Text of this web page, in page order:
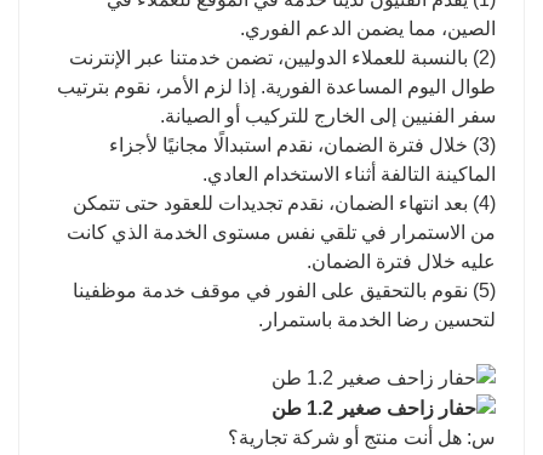
الصين، مما يضمن الدعم الفوري.
(2) بالنسبة للعملاء الدوليين، تضمن خدمتنا عبر الإنترنت
طوال اليوم المساعدة الفورية. إذا لزم الأمر، نقوم بترتيب
سفر الفنيين إلى الخارج للتركيب أو الصيانة.
(3) خلال فترة الضمان، نقدم استبدالًا مجانيًا لأجزاء
الماكينة التالفة أثناء الاستخدام العادي.
(4) بعد انتهاء الضمان، نقدم تجديدات للعقود حتى تتمكن
من الاستمرار في تلقي نفس مستوى الخدمة الذي كانت
عليه خلال فترة الضمان.
(5) نقوم بالتحقيق على الفور في موقف خدمة موظفينا
لتحسين رضا الخدمة باستمرار.
س: هل أنت منتج أو شركة تجارية؟